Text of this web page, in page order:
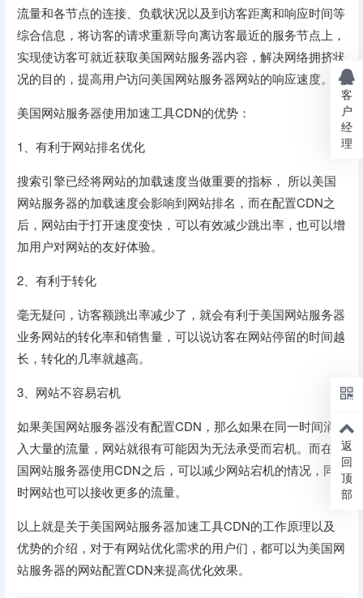
流量和各节点的连接、负载状况以及到访客距离和响应时间等
综合信息，将访客的请求重新导向离访客最近的服务节点上，
实现使访客可就近获取美国网站服务器内容，解决网络拥挤状
况的目的，提高用户访问美国网站服务器网站的响应速度。
美国网站服务器使用加速工具CDN的优势：
1、有利于网站排名优化
搜索引擎已经将网站的加载速度当做重要的指标， 所以美国
网站服务器的加载速度会影响到网站排名，而在配置CDN之
后，网站由于打开速度变快，可以有效减少跳出率，也可以增
加用户对网站的友好体验。
2、有利于转化
毫无疑问，访客额跳出率减少了，就会有利于美国网站服务器
业务网站的转化率和销售量，可以说访客在网站停留的时间越
长，转化的几率就越高。
3、网站不容易宕机
如果美国网站服务器没有配置CDN，那么如果在同一时间涌
入大量的流量，网站就很有可能因为无法承受而宕机。而在美
国网站服务器使用CDN之后，可以减少网站宕机的情况，同
时网站也可以接收更多的流量。
以上就是关于美国网站服务器加速工具CDN的工作原理以及
优势的介绍，对于有网站优化需求的用户们，都可以为美国网
站服务器的网站配置CDN来提高优化效果。
客
户
经
理
返
回
顶
部